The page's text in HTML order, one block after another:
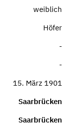
weiblich
Höfer
-
-
15. März 1901
Saarbrücken
Saarbrücken